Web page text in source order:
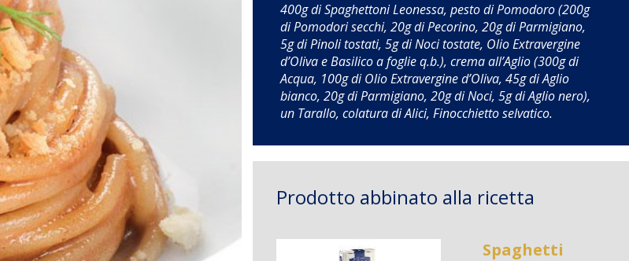
400g di Spaghettoni Leonessa, pesto di Pomodoro (200g
di Pomodori secchi, 20g di Pecorino, 20g di Parmigiano,
5g di Pinoli tostati, 5g di Noci tostate, Olio Extravergine
d’Oliva e Basilico a foglie q.b.), crema all’Aglio (300g di
Acqua, 100g di Olio Extravergine d’Oliva, 45g di Aglio
bianco, 20g di Parmigiano, 20g di Noci, 5g di Aglio nero),
un Tarallo, colatura di Alici, Finocchietto selvatico.
Prodotto abbinato alla ricetta
Spaghetti